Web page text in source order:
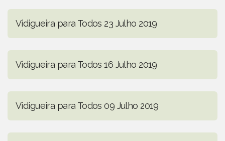
Vidigueira para Todos 23 Julho 2019
Vidigueira para Todos 16 Julho 2019
Vidigueira para Todos 09 Julho 2019